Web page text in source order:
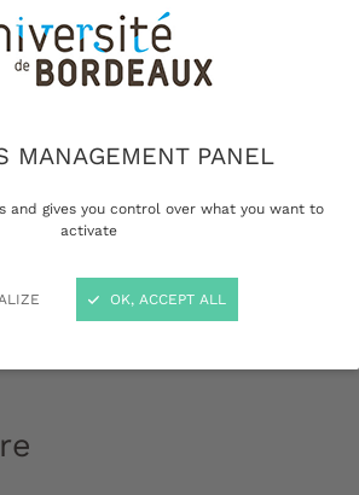
MANAGEMENT PANEL
and gives you control over what you want to
activate
OK, ACCEPT ALL
de l'économie sur le campus